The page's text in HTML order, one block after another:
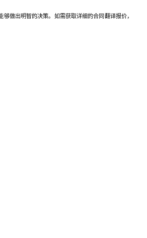
做出明智的决策。如需获取详细的合同翻译报价，